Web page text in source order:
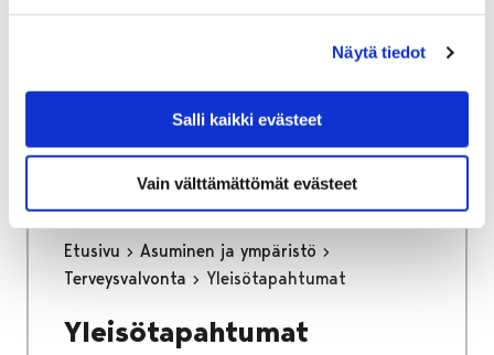
Näytä tiedot
Salli kaikki evästeet
Vain välttämättömät evästeet
aikajänteen ohjenuorana katujen
liikenneverkkosuunnitelman loppuraportin
Etusivu
Asuminen ja ympäristö
Terveysvalvonta
Yleisötapahtumat
Yleisötapahtumat